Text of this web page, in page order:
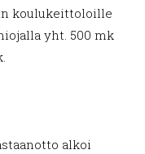
koulukeittoloille
yht. 500 mk
alkoi